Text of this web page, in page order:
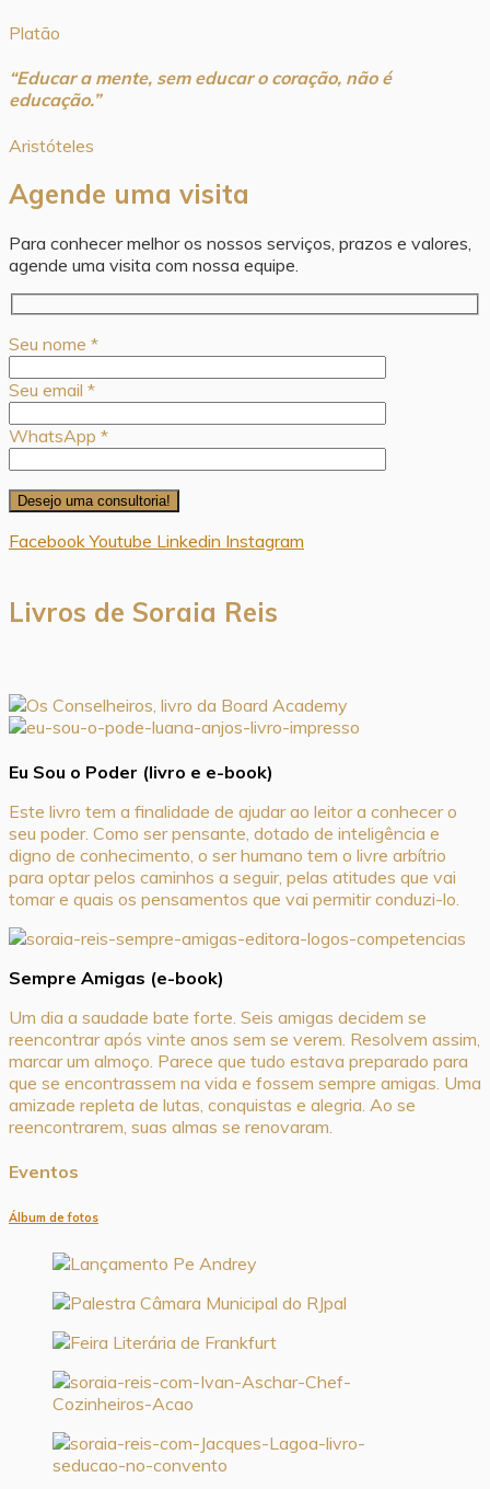
Platão
“Educar a mente, sem educar o coração, não é
educação.”
Aristóteles
Agende uma visita
Para conhecer melhor os nossos serviços, prazos e valores,
agende uma visita com nossa equipe.
Seu nome *
Seu email *
WhatsApp *
Facebook Youtube Linkedin Instagram
Livros de Soraia Reis
Eu Sou o Poder (livro e e-book)
Este livro tem a finalidade de ajudar ao leitor a conhecer o
seu poder. Como ser pensante, dotado de inteligência e
digno de conhecimento, o ser humano tem o livre arbítrio
para optar pelos caminhos a seguir, pelas atitudes que vai
tomar e quais os pensamentos que vai permitir conduzi-lo.
Sempre Amigas (e-book)
Um dia a saudade bate forte. Seis amigas decidem se
reencontrar após vinte anos sem se verem. Resolvem assim,
marcar um almoço. Parece que tudo estava preparado para
que se encontrassem na vida e fossem sempre amigas. Uma
amizade repleta de lutas, conquistas e alegria. Ao se
reencontrarem, suas almas se renovaram.
Eventos
Álbum de fotos